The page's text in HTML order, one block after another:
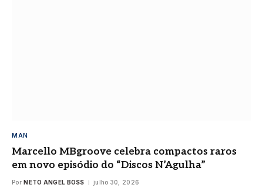
MAN
Marcello MBgroove celebra compactos raros
em novo episódio do “Discos N’Agulha”
Por NETO ANGEL BOSS julho 30, 2026